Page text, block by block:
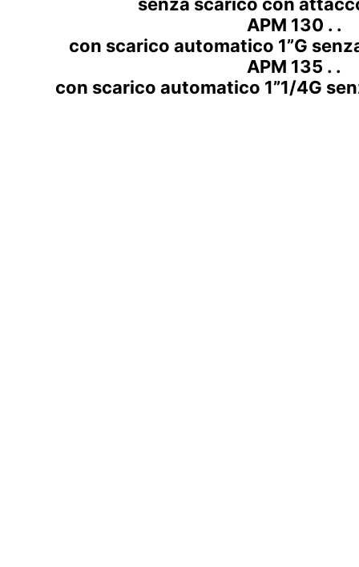
APM 130 . .
con scarico automatico 1”G
APM 135 . .
con scarico automatico 1”1/4G